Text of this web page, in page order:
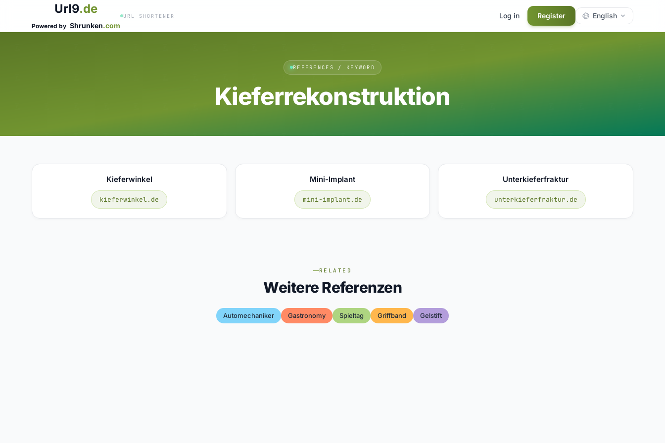
Url9.de
Powered by Shrunken.com
URL SHORTENER Log in Register English
REFERENCES / KEYWORD
Kieferrekonstruktion
Kieferwinkel
kieferwinkel.de
Mini-Implant
mini-implant.de
Unterkieferfraktur
unterkieferfraktur.de
RELATED
Weitere Referenzen
Automechaniker Gastronomy Spieltag Griffband Gelstift